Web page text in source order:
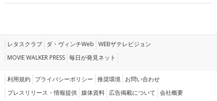
レタスクラブ ダ・ヴィンチWeb WEBザテレビジョン
MOVIE WALKER PRESS 毎日が発見ネット
利用規約 プライバシーポリシー 推奨環境 お問い合わせ
プレスリリース・情報提供 媒体資料 広告掲載について 会社概要